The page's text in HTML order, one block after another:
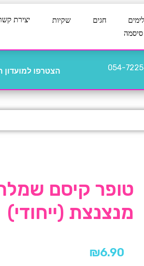
חגים שקיות יצירת
סיסמה
054- הצטרפו למועדון
טופר קיסם
מנצנצת (ייחודי)
₪6.90